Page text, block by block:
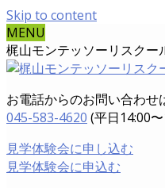
Skip to content
MENU
梶山モンテッソーリスクー
お電話からのお問い合わせ
045-583-4620 (平日14:00
見学体験会に申し込む
見学体験会に申込む